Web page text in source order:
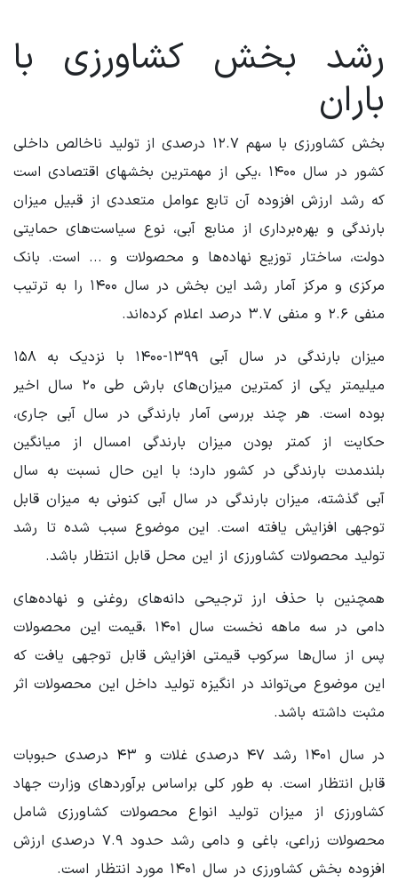
رشد بخش کشاورزی با
باران
بخش کشاورزی با سهم ۱۲.۷ درصدی از تولید ناخالص داخلی
کشور در سال ۱۴۰۰ ،یکی از مهمترین بخشهای اقتصادی است
که رشد ارزش افزوده آن تابع عوامل متعددی از قبیل میزان
بارندگی و بهره‌برداری از منابع آبی، نوع سیاست‌های حمایتی
دولت، ساختار توزیع نهاده‌ها و محصولات و ... است. بانک
مرکزی و مرکز آمار رشد این بخش در سال ۱۴۰۰ را به ترتیب
منفی ۲.۶ و منفی ۳.۷ درصد اعلام کرده‌اند.
میزان بارندگی در سال آبی ۱۳۹۹-۱۴۰۰ با نزدیک به ۱۵۸
میلیمتر یکی از کمترین میزان‌های بارش طی ۲۰ سال اخیر
بوده است. هر چند بررسی آمار بارندگی در سال آبی جاری،
حکایت از کمتر بودن میزان بارندگی امسال از میانگین
بلندمدت بارندگی در کشور دارد؛ با این حال نسبت به سال
آبی گذشته، میزان بارندگی در سال آبی کنونی به میزان قابل
توجهی افزایش یافته است. این موضوع سبب شده تا رشد
تولید محصولات کشاورزی از این محل قابل انتظار باشد.
همچنین با حذف ارز ترجیحی دانه‌های روغنی و نهاده‌های
دامی در سه ماهه نخست سال ۱۴۰۱ ،قیمت این محصولات
پس از سال‌ها سرکوب قیمتی افزایش قابل توجهی یافت که
این موضوع می‌تواند در انگیزه تولید داخل این محصولات اثر
مثبت داشته باشد.
در سال ۱۴۰۱ رشد ۴۷ درصدی غلات و ۴۳ درصدی حبوبات
قابل انتظار است. به طور کلی براساس برآوردهای وزارت جهاد
کشاورزی از میزان تولید انواع محصولات کشاورزی شامل
محصولات زراعی، باغی و دامی رشد حدود ۷.۹ درصدی ارزش
افزوده بخش کشاورزی در سال ۱۴۰۱ مورد انتظار است.